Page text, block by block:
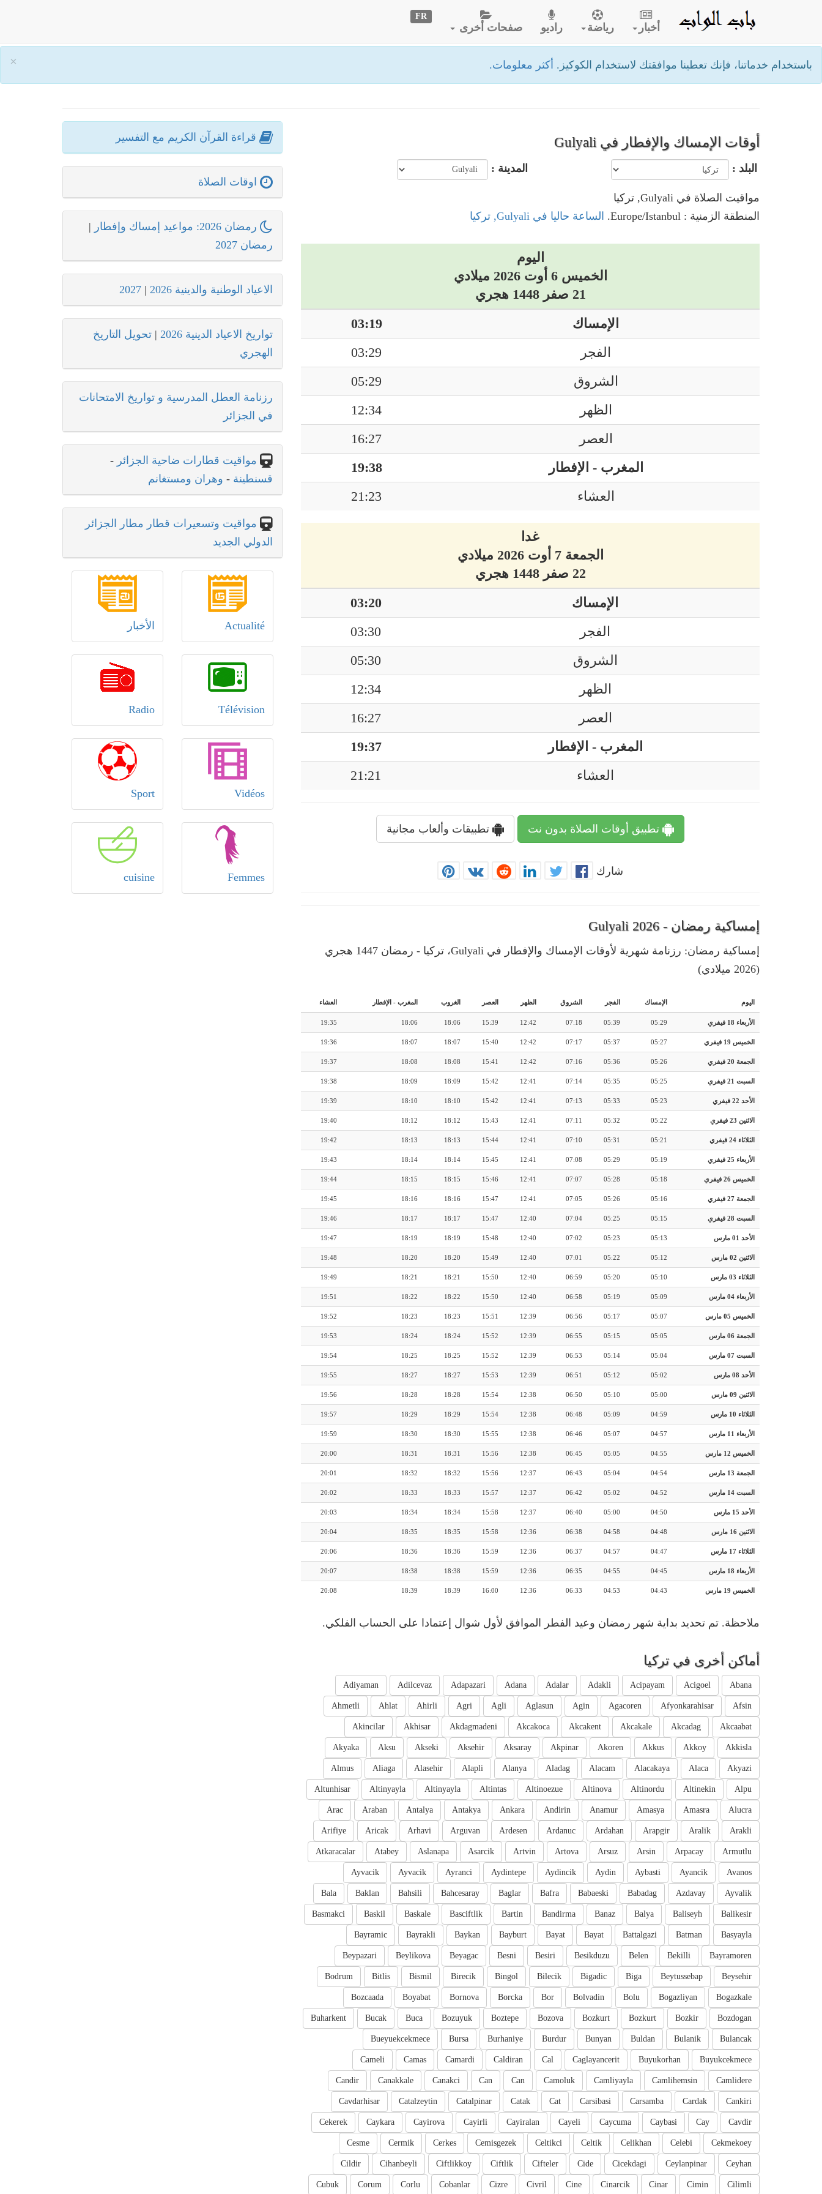
× باستخدام خدماتنا، فإنك تعطينا موافقتك لاستخدام الكوكيز. أكثر معلومات.
أخبار رياضة راديو صفحات أخرى
FR
أوقات الإمساك والإفطار في Gulyali
البلد : المدينة :
مواقيت الصلاة في Gulyali, تركيا
المنطقة الزمنية : Europe/Istanbul.
الساعة حاليا في Gulyali, تركيا
اليوم
الخميس 6 أوت 2026 ميلادي
21 صفر 1448 هجري
الإمساك
03:19
الفجر
03:29
الشروق
05:29
الظهر
12:34
العصر
16:27
المغرب - الإفطار
19:38
العشاء
21:23
غدا
الجمعة 7 أوت 2026 ميلادي
22 صفر 1448 هجري
الإمساك
03:20
الفجر
03:30
الشروق
05:30
الظهر
12:34
العصر
16:27
المغرب - الإفطار
19:37
العشاء
21:21
تطبيق أوقات الصلاة بدون نت تطبيقات وألعاب مجانية
شارك
إمساكية رمضان - Gulyali 2026
إمساكية رمضان: رزنامة شهرية لأوقات الإمساك والإفطار في Gulyali، تركيا - رمضان 1447 هجري
(2026 ميلادي)
اليوم الإمساك الفجر الشروق الظهر العصر الغروب المغرب - الإفطار العشاء
الأربعاء 18 فيفري 05:29
05:39
07:18
12:42
15:39
18:06
18:06
19:35
الخميس 19 فيفري 05:27
05:37
07:17
12:42
15:40
18:07
18:07
19:36
الجمعة 20 فيفري 05:26
05:36
07:16
12:42
15:41
18:08
18:08
19:37
السبت 21 فيفري 05:25
05:35
07:14
12:41
15:42
18:09
18:09
19:38
الأحد 22 فيفري 05:23
05:33
07:13
12:41
15:42
18:10
18:10
19:39
الاثنين 23 فيفري 05:22
05:32
07:11
12:41
15:43
18:12
18:12
19:40
الثلاثاء 24 فيفري 05:21
05:31
07:10
12:41
15:44
18:13
18:13
19:42
الأربعاء 25 فيفري 05:19
05:29
07:08
12:41
15:45
18:14
18:14
19:43
الخميس 26 فيفري 05:18
05:28
07:07
12:41
15:46
18:15
18:15
19:44
الجمعة 27 فيفري 05:16
05:26
07:05
12:41
15:47
18:16
18:16
19:45
السبت 28 فيفري 05:15
05:25
07:04
12:40
15:47
18:17
18:17
19:46
الأحد 01 مارس 05:13
05:23
07:02
12:40
15:48
18:19
18:19
19:47
الاثنين 02 مارس 05:12
05:22
07:01
12:40
15:49
18:20
18:20
19:48
الثلاثاء 03 مارس 05:10
05:20
06:59
12:40
15:50
18:21
18:21
19:49
الأربعاء 04 مارس 05:09
05:19
06:58
12:40
15:50
18:22
18:22
19:51
الخميس 05 مارس 05:07
05:17
06:56
12:39
15:51
18:23
18:23
19:52
الجمعة 06 مارس 05:05
05:15
06:55
12:39
15:52
18:24
18:24
19:53
السبت 07 مارس 05:04
05:14
06:53
12:39
15:52
18:25
18:25
19:54
الأحد 08 مارس 05:02
05:12
06:51
12:39
15:53
18:27
18:27
19:55
الاثنين 09 مارس 05:00
05:10
06:50
12:38
15:54
18:28
18:28
19:56
الثلاثاء 10 مارس 04:59
05:09
06:48
12:38
15:54
18:29
18:29
19:57
الأربعاء 11 مارس 04:57
05:07
06:46
12:38
15:55
18:30
18:30
19:59
الخميس 12 مارس 04:55
05:05
06:45
12:38
15:56
18:31
18:31
20:00
الجمعة 13 مارس 04:54
05:04
06:43
12:37
15:56
18:32
18:32
20:01
السبت 14 مارس 04:52
05:02
06:42
12:37
15:57
18:33
18:33
20:02
الأحد 15 مارس 04:50
05:00
06:40
12:37
15:58
18:34
18:34
20:03
الاثنين 16 مارس 04:48
04:58
06:38
12:36
15:58
18:35
18:35
20:04
الثلاثاء 17 مارس 04:47
04:57
06:37
12:36
15:59
18:36
18:36
20:06
الأربعاء 18 مارس 04:45
04:55
06:35
12:36
15:59
18:38
18:38
20:07
الخميس 19 مارس 04:43
04:53
06:33
12:36
16:00
18:39
18:39
20:08
ملاحظة. تم تحديد بداية شهر رمضان وعيد الفطر الموافق لأول شوال إعتمادا على الحساب الفلكي.
أماكن أخرى في تركيا
Abana
Acigoel
Acipayam
Adakli
Adalar
Adana
Adapazari
Adilcevaz
Adiyaman
Afsin
Afyonkarahisar
Agacoren
Agin
Aglasun
Agli
Agri
Ahirli
Ahlat
Ahmetli
Akcaabat
Akcadag
Akcakale
Akcakent
Akcakoca
Akdagmadeni
Akhisar
Akincilar
Akkisla
Akkoy
Akkus
Akoren
Akpinar
Aksaray
Aksehir
Akseki
Aksu
Akyaka
Akyazi
Alaca
Alacakaya
Alacam
Aladag
Alanya
Alapli
Alasehir
Aliaga
Almus
Alpu
Altinekin
Altinordu
Altinova
Altinoezue
Altintas
Altinyayla
Altinyayla
Altunhisar
Alucra
Amasra
Amasya
Anamur
Andirin
Ankara
Antakya
Antalya
Araban
Arac
Arakli
Aralik
Arapgir
Ardahan
Ardanuc
Ardesen
Arguvan
Arhavi
Aricak
Arifiye
Armutlu
Arpacay
Arsin
Arsuz
Artova
Artvin
Asarcik
Aslanapa
Atabey
Atkaracalar
Avanos
Ayancik
Aybasti
Aydin
Aydincik
Aydintepe
Ayranci
Ayvacik
Ayvacik
Ayvalik
Azdavay
Babadag
Babaeski
Bafra
Baglar
Bahcesaray
Bahsili
Baklan
Bala
Balikesir
Baliseyh
Balya
Banaz
Bandirma
Bartin
Basciftlik
Baskale
Baskil
Basmakci
Basyayla
Batman
Battalgazi
Bayat
Bayat
Bayburt
Baykan
Bayrakli
Bayramic
Bayramoren
Bekilli
Belen
Besikduzu
Besiri
Besni
Beyagac
Beylikova
Beypazari
Beysehir
Beytussebap
Biga
Bigadic
Bilecik
Bingol
Birecik
Bismil
Bitlis
Bodrum
Bogazkale
Bogazliyan
Bolu
Bolvadin
Bor
Borcka
Bornova
Boyabat
Bozcaada
Bozdogan
Bozkir
Bozkurt
Bozkurt
Bozova
Boztepe
Bozuyuk
Buca
Bucak
Buharkent
Bulancak
Bulanik
Buldan
Bunyan
Burdur
Burhaniye
Bursa
Bueyuekcekmece
Buyukcekmece
Buyukorhan
Caglayancerit
Cal
Caldiran
Camardi
Camas
Cameli
Camlidere
Camlihemsin
Camliyayla
Camoluk
Can
Can
Canakci
Canakkale
Candir
Cankiri
Cardak
Carsamba
Carsibasi
Cat
Catak
Catalpinar
Catalzeytin
Cavdarhisar
Cavdir
Cay
Caybasi
Caycuma
Cayeli
Cayiralan
Cayirli
Cayirova
Caykara
Cekerek
Cekmekoey
Celebi
Celikhan
Celtik
Celtikci
Cemisgezek
Cerkes
Cermik
Cesme
Ceyhan
Ceylanpinar
Cicekdagi
Cide
Cifteler
Ciftlik
Ciftlikkoy
Cihanbeyli
Cildir
Cilimli
Cimin
Cinar
Cinarcik
Cine
Civril
Cizre
Cobanlar
Corlu
Corum
Cubuk
قراءة القرآن الكريم مع التفسير
اوقات الصلاة
رمضان 2026: مواعيد إمساك وإفطار
|
رمضان 2027
الاعياد الوطنية والدينية 2026 |
2027
تواريخ الاعياد الدينية 2026 | تحويل التاريخ
الهجري
رزنامة العطل المدرسية و تواريخ الامتحانات
في الجزائر
مواقيت قطارات ضاحية الجزائر -
قسنطينة - وهران ومستغانم
مواقيت وتسعيرات قطار مطار الجزائر
الدولي الجديد
Actualité الأخبار
Télévision
Radio
Vidéos
Sport
Femmes
cuisine